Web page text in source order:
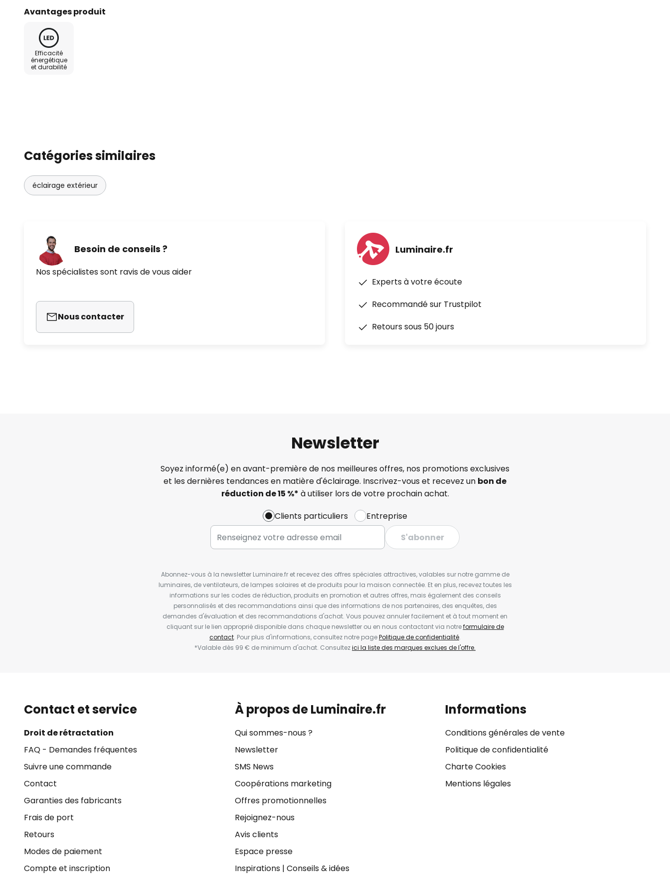
montée non seulement au mur, mais aussi au plafond.
Avantages produit
Efficacité
énergétique
et durabilité
Catégories similaires
éclairage extérieur
Besoin de conseils ?
Nos spécialistes sont ravis de vous aider
Nous contacter
Luminaire.fr
Experts à votre écoute
Recommandé sur Trustpilot
Retours sous 50 jours
Newsletter
Soyez informé(e) en avant-première de nos meilleures offres, nos promotions exclusives
et les dernières tendances en matière d'éclairage. Inscrivez-vous et recevez un bon de
réduction de 15 %* à utiliser lors de votre prochain achat.
Clients particuliers
Entreprise
S'abonner
Abonnez-vous à la newsletter Luminaire.fr et recevez des offres spéciales attractives, valables sur notre gamme de
luminaires, de ventilateurs, de lampes solaires et de produits pour la maison connectée. Et en plus, recevez toutes les
informations sur les codes de réduction, produits en promotion et autres offres, mais également des conseils
personnalisés et des recommandations ainsi que des informations de nos partenaires, des enquêtes, des
demandes d'évaluation et des recommandations d'achat. Vous pouvez annuler facilement et à tout moment en
cliquant sur le lien approprié disponible dans chaque newsletter ou en nous contactant via notreformulaire de
contact. Pour plus d'informations, consultez notre pagePolitique de confidentialité.
*Valable dès 99 € de minimum d'achat. Consultezici la liste des marques exclues de l'offre.
Contact et service
Droit de rétractation
FAQ - Demandes fréquentes
Suivre une commande
Contact
Garanties des fabricants
Frais de port
Retours
Modes de paiement
Compte et inscription
À propos de Luminaire.fr
Qui sommes-nous ?
Newsletter
SMS News
Coopérations marketing
Offres promotionnelles
Rejoignez-nous
Avis clients
Espace presse
Inspirations| Conseils & idées
Informations
Conditions générales de vente
Politique de confidentialité
Charte Cookies
Mentions légales